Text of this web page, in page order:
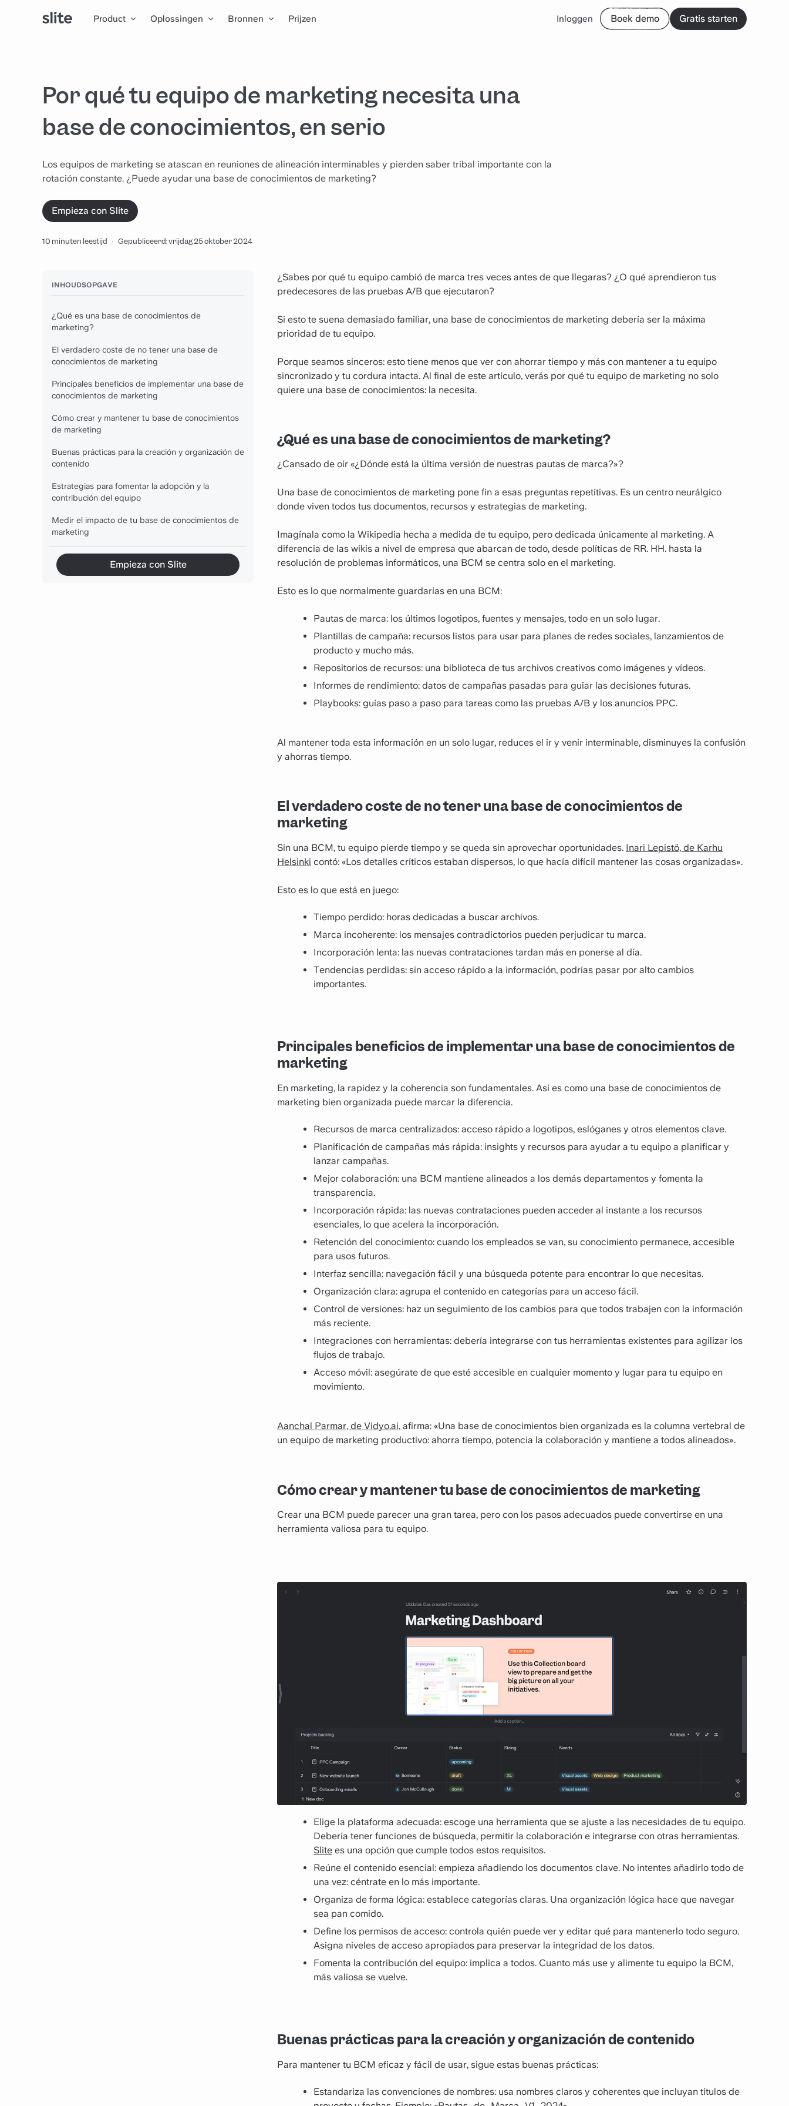
Product Oplossingen Bronnen Prijzen Inloggen Boek demo Gratis starten
Por qué tu equipo de marketing necesita una
base de conocimientos, en serio
Los equipos de marketing se atascan en reuniones de alineación interminables y pierden saber tribal importante con la
rotación constante. ¿Puede ayudar una base de conocimientos de marketing?
Empieza con Slite
10 minuten leestijd · Gepubliceerd: vrijdag 25 oktober 2024
INHOUDSOPGAVE
¿Qué es una base de conocimientos de
marketing?
El verdadero coste de no tener una base de
conocimientos de marketing
Principales beneficios de implementar una base de
conocimientos de marketing
Cómo crear y mantener tu base de conocimientos
de marketing
Buenas prácticas para la creación y organización de
contenido
Estrategias para fomentar la adopción y la
contribución del equipo
Medir el impacto de tu base de conocimientos de
marketing
Superar las objeciones habituales
Pon a tu equipo de marketing en la misma página
Empieza con Slite
¿Sabes por qué tu equipo cambió de marca tres veces antes de que llegaras? ¿O qué aprendieron tus
predecesores de las pruebas A/B que ejecutaron?
Si esto te suena demasiado familiar, una base de conocimientos de marketing debería ser la máxima
prioridad de tu equipo.
Porque seamos sinceros: esto tiene menos que ver con ahorrar tiempo y más con mantener a tu equipo
sincronizado y tu cordura intacta. Al final de este artículo, verás por qué tu equipo de marketing no solo
quiere una base de conocimientos: la necesita.
¿Qué es una base de conocimientos de marketing?
¿Cansado de oír «¿Dónde está la última versión de nuestras pautas de marca?»?
Una base de conocimientos de marketing pone fin a esas preguntas repetitivas. Es un centro neurálgico
donde viven todos tus documentos, recursos y estrategias de marketing.
Imagínala como la Wikipedia hecha a medida de tu equipo, pero dedicada únicamente al marketing. A
diferencia de las wikis a nivel de empresa que abarcan de todo, desde políticas de RR. HH. hasta la
resolución de problemas informáticos, una BCM se centra solo en el marketing.
Esto es lo que normalmente guardarías en una BCM:
Pautas de marca: los últimos logotipos, fuentes y mensajes, todo en un solo lugar.
Plantillas de campaña: recursos listos para usar para planes de redes sociales, lanzamientos de
producto y mucho más.
Repositorios de recursos: una biblioteca de tus archivos creativos como imágenes y vídeos.
Informes de rendimiento: datos de campañas pasadas para guiar las decisiones futuras.
Playbooks: guías paso a paso para tareas como las pruebas A/B y los anuncios PPC.
Al mantener toda esta información en un solo lugar, reduces el ir y venir interminable, disminuyes la confusión
y ahorras tiempo.
El verdadero coste de no tener una base de conocimientos de
marketing
Sin una BCM, tu equipo pierde tiempo y se queda sin aprovechar oportunidades. Inari Lepistö, de Karhu
Helsinki contó: «Los detalles críticos estaban dispersos, lo que hacía difícil mantener las cosas organizadas».
Esto es lo que está en juego:
Tiempo perdido: horas dedicadas a buscar archivos.
Marca incoherente: los mensajes contradictorios pueden perjudicar tu marca.
Incorporación lenta: las nuevas contrataciones tardan más en ponerse al día.
Tendencias perdidas: sin acceso rápido a la información, podrías pasar por alto cambios
importantes.
Principales beneficios de implementar una base de conocimientos de
marketing
En marketing, la rapidez y la coherencia son fundamentales. Así es como una base de conocimientos de
marketing bien organizada puede marcar la diferencia.
Recursos de marca centralizados: acceso rápido a logotipos, eslóganes y otros elementos clave.
Planificación de campañas más rápida: insights y recursos para ayudar a tu equipo a planificar y
lanzar campañas.
Mejor colaboración: una BCM mantiene alineados a los demás departamentos y fomenta la
transparencia.
Incorporación rápida: las nuevas contrataciones pueden acceder al instante a los recursos
esenciales, lo que acelera la incorporación.
Retención del conocimiento: cuando los empleados se van, su conocimiento permanece, accesible
para usos futuros.
Interfaz sencilla: navegación fácil y una búsqueda potente para encontrar lo que necesitas.
Organización clara: agrupa el contenido en categorías para un acceso fácil.
Control de versiones: haz un seguimiento de los cambios para que todos trabajen con la información
más reciente.
Integraciones con herramientas: debería integrarse con tus herramientas existentes para agilizar los
flujos de trabajo.
Acceso móvil: asegúrate de que esté accesible en cualquier momento y lugar para tu equipo en
movimiento.
Aanchal Parmar, de Vidyo.ai, afirma: «Una base de conocimientos bien organizada es la columna vertebral de
un equipo de marketing productivo: ahorra tiempo, potencia la colaboración y mantiene a todos alineados».
Cómo crear y mantener tu base de conocimientos de marketing
Crear una BCM puede parecer una gran tarea, pero con los pasos adecuados puede convertirse en una
herramienta valiosa para tu equipo.
Elige la plataforma adecuada: escoge una herramienta que se ajuste a las necesidades de tu equipo.
Debería tener funciones de búsqueda, permitir la colaboración e integrarse con otras herramientas.
Slite es una opción que cumple todos estos requisitos.
Reúne el contenido esencial: empieza añadiendo los documentos clave. No intentes añadirlo todo de
una vez: céntrate en lo más importante.
Organiza de forma lógica: establece categorías claras. Una organización lógica hace que navegar
sea pan comido.
Define los permisos de acceso: controla quién puede ver y editar qué para mantenerlo todo seguro.
Asigna niveles de acceso apropiados para preservar la integridad de los datos.
Fomenta la contribución del equipo: implica a todos. Cuanto más use y alimente tu equipo la BCM,
más valiosa se vuelve.
Buenas prácticas para la creación y organización de contenido
Para mantener tu BCM eficaz y fácil de usar, sigue estas buenas prácticas:
Estandariza las convenciones de nombres: usa nombres claros y coherentes que incluyan títulos de